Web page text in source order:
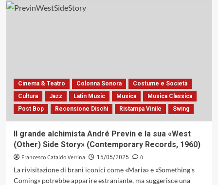
«The
senza
confini
(Dodicilune,
2025)
Cinema & Teatro Colonna Sonora
Costume e Società
Cultura
Jazz Latin Music Musica
Musica Classica
Post Bop
Recensione Dischi Ristampa Vinile Swing
Il grande alchimista André Previn e la sua «West
(Other) Side Story» (Contemporary Records, 1960)
Francesco Cataldo Verrina 15/05/2025
0
La rivisitazione di brani iconici come «Maria» e «Something's
Coming» potrebbe apparire estraniante, ma suggerisce una